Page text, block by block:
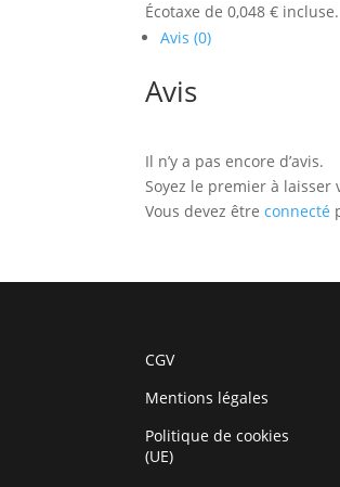
Écotaxe de 0,048 € incluse.
Avis (0)
Avis
Il n’y a pas encore d’avis.
Soyez le premier à laisser
Vous devez êtreconnecté
CGV
Mentions légales
Politique de cookies
(UE)